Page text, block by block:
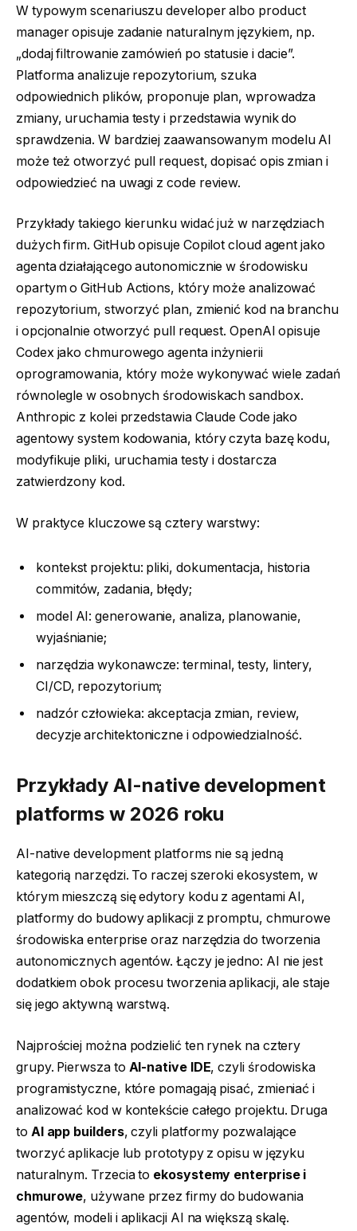
W typowym scenariuszu developer albo product
manager opisuje zadanie naturalnym językiem, np.
„dodaj filtrowanie zamówień po statusie i dacie”.
Platforma analizuje repozytorium, szuka
odpowiednich plików, proponuje plan, wprowadza
zmiany, uruchamia testy i przedstawia wynik do
sprawdzenia. W bardziej zaawansowanym modelu AI
może też otworzyć pull request, dopisać opis zmian i
odpowiedzieć na uwagi z code review.
Przykłady takiego kierunku widać już w narzędziach
dużych firm. GitHub opisuje Copilot cloud agent jako
agenta działającego autonomicznie w środowisku
opartym o GitHub Actions, który może analizować
repozytorium, stworzyć plan, zmienić kod na branchu
i opcjonalnie otworzyć pull request. OpenAI opisuje
Codex jako chmurowego agenta inżynierii
oprogramowania, który może wykonywać wiele zadań
równolegle w osobnych środowiskach sandbox.
Anthropic z kolei przedstawia Claude Code jako
agentowy system kodowania, który czyta bazę kodu,
modyfikuje pliki, uruchamia testy i dostarcza
zatwierdzony kod.
W praktyce kluczowe są cztery warstwy:
kontekst projektu: pliki, dokumentacja, historia
commitów, zadania, błędy;
model AI: generowanie, analiza, planowanie,
wyjaśnianie;
narzędzia wykonawcze: terminal, testy, lintery,
CI/CD, repozytorium;
nadzór człowieka: akceptacja zmian, review,
decyzje architektoniczne i odpowiedzialność.
Przykłady AI-native development
platforms w 2026 roku
AI-native development platforms nie są jedną
kategorią narzędzi. To raczej szeroki ekosystem, w
którym mieszczą się edytory kodu z agentami AI,
platformy do budowy aplikacji z promptu, chmurowe
środowiska enterprise oraz narzędzia do tworzenia
autonomicznych agentów. Łączy je jedno: AI nie jest
dodatkiem obok procesu tworzenia aplikacji, ale staje
się jego aktywną warstwą.
Najprościej można podzielić ten rynek na cztery
grupy. Pierwsza to AI-native IDE, czyli środowiska
programistyczne, które pomagają pisać, zmieniać i
analizować kod w kontekście całego projektu. Druga
to AI app builders, czyli platformy pozwalające
tworzyć aplikacje lub prototypy z opisu w języku
naturalnym. Trzecia to ekosystemy enterprise i
chmurowe, używane przez firmy do budowania
agentów, modeli i aplikacji AI na większą skalę.